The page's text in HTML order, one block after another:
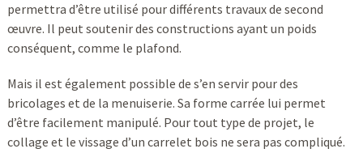
permettra d’être utilisé pour différents travaux de second
œuvre. Il peut soutenir des constructions ayant un poids
conséquent, comme le plafond.
Mais il est également possible de s’en servir pour des
bricolages et de la menuiserie. Sa forme carrée lui permet
d’être facilement manipulé. Pour tout type de projet, le
collage et le vissage d’un carrelet bois ne sera pas compliqué.